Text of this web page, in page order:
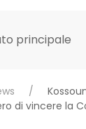
principale
di vincere la